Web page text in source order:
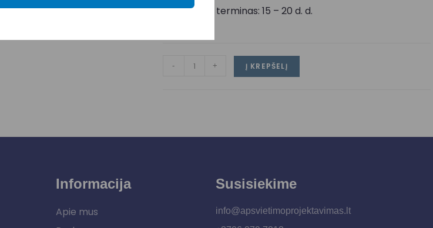
Pristatymo terminas: 15 – 20 d. d.
- + Į KREPŠELĮ
Informacija
Apie mus
Susisiekime
info@apsvietimoprojektavimas.lt